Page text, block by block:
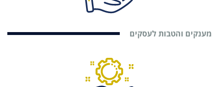
מענקים והטבות לעסקים